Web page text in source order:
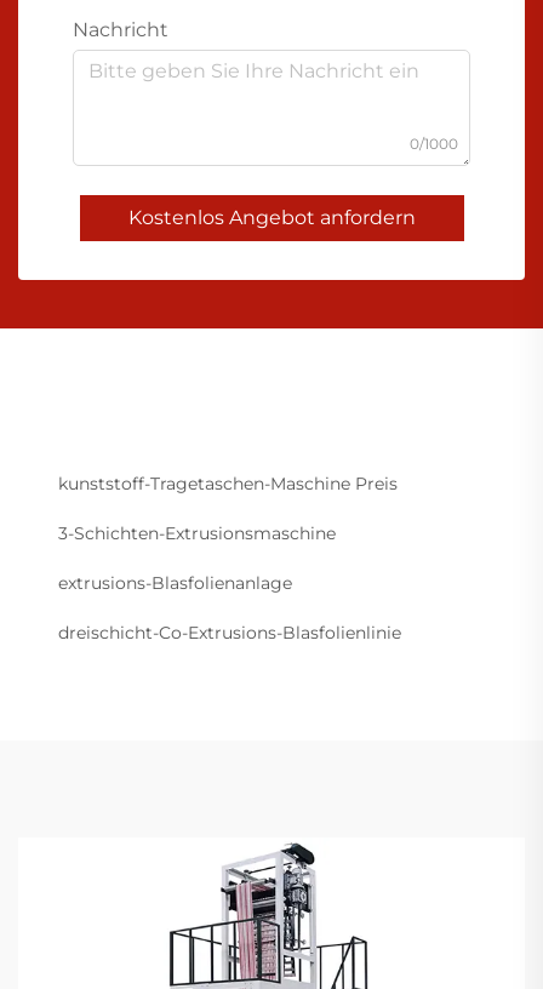
Nachricht
0/1000
Kostenlos Angebot anfordern
kunststoff-Tragetaschen-Maschine Preis
3-Schichten-Extrusionsmaschine
extrusions-Blasfolienanlage
dreischicht-Co-Extrusions-Blasfolienlinie